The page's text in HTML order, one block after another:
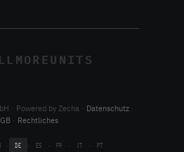
· Powered by Zecha · Datenschutz·
· Rechtliches
· DE · ES · FR · IT · PT